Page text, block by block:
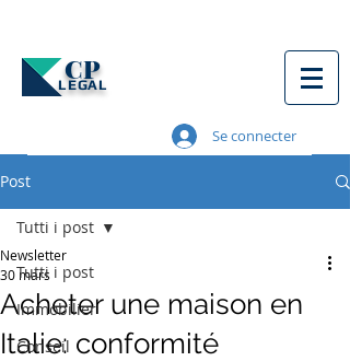
CP
LEGAL
Se connecter
Post
Tutti i post
Immobilier
Conseil
Tutti i post
Acheter une maison en
Italie: conformité
Newsletter
30 mars